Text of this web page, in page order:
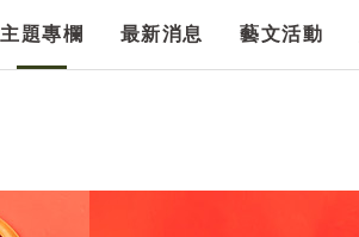
主題專欄 最新消息 藝文活動